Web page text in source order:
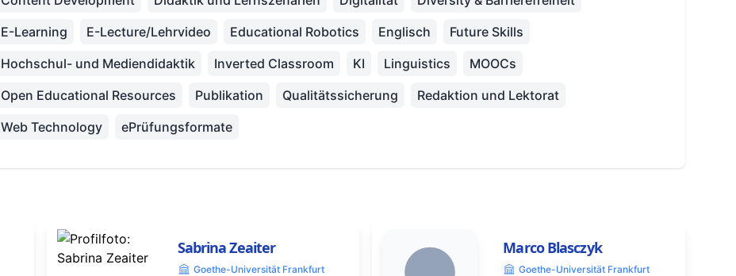
E-Learning
E-Lecture/Lehrvideo Educational Robotics Englisch
Future Skills
Hochschul- und Mediendidaktik
Inverted Classroom KI Linguistics
MOOCs
Open Educational Resources
Publikation Qualitätssicherung
Redaktion und Lektorat
Web Technology
ePrüfungsformate
Sabrina Zeaiter
Goethe-Universität Frankfurt
Marco Blasczyk
Goethe-Universität Frankfurt